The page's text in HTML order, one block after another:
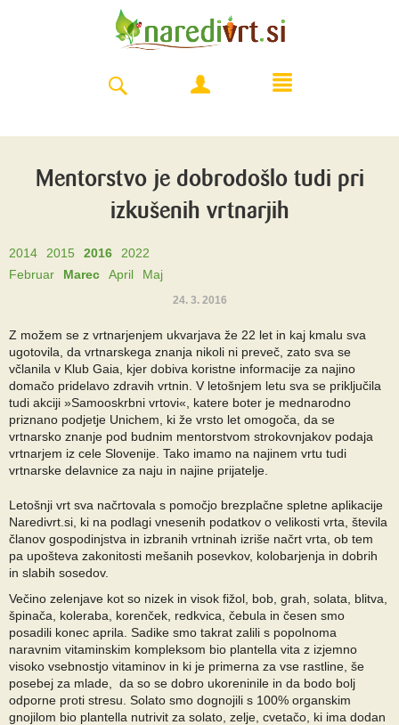
Mentorstvo je dobrodošlo tudi pri
izkušenih vrtnarjih
2014 2015 2016
2022
Februar
Marec April Maj
24. 3. 2016
Z možem se z vrtnarjenjem ukvarjava že 22 let in kaj kmalu sva
ugotovila, da vrtnarskega znanja nikoli ni preveč, zato sva se
včlanila v Klub Gaia, kjer dobiva koristne informacije za najino
domačo pridelavo zdravih vrtnin. V letošnjem letu sva se priključila
tudi akciji »Samooskrbni vrtovi«, katere boter je mednarodno
priznano podjetje Unichem, ki že vrsto let omogoča, da se
vrtnarsko znanje pod budnim mentorstvom strokovnjakov podaja
vrtnarjem iz cele Slovenije. Tako imamo na najinem vrtu tudi
vrtnarske delavnice za naju in najine prijatelje.
Letošnji vrt sva načrtovala s pomočjo brezplačne spletne aplikacije
Naredivrt.si, ki na podlagi vnesenih podatkov o velikosti vrta, števila
članov gospodinjstva in izbranih vrtninah izriše načrt vrta, ob tem
pa upošteva zakonitosti mešanih posevkov, kolobarjenja in dobrih
in slabih sosedov.
Večino zelenjave kot so nizek in visok fižol, bob, grah, solata, blitva,
špinača, koleraba, korenček, redkvica, čebula in česen smo
posadili konec aprila. Sadike smo takrat zalili s popolnoma
naravnim vitaminskim kompleksom bio plantella vita z izjemno
visoko vsebnostjo vitaminov in ki je primerna za vse rastline, še
posebej za mlade, da so se dobro ukoreninile in da bodo bolj
odporne proti stresu. Solato smo dognojili s 100% organskim
gnojilom bio plantella nutrivit za solato, zelje, cvetačo, ki ima dodan